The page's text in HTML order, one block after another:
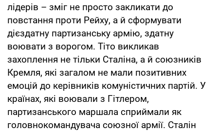
лідерів – зміг не просто закликати до
повстання проти Рейху, а й сформувати
дієздатну партизанську армію, здатну
воювати з ворогом. Тіто викликав
захоплення не тільки Сталіна, а й союзників
Кремля, які загалом не мали позитивних
емоцій до керівників комуністичних партій. У
країнах, які воювали з Гітлером,
партизанського маршала сприймали як
головнокомандувача союзної армії. Сталін